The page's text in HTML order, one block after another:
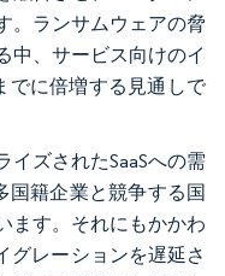
。ランサムウェアの脅
中、サービス向けのイ
でに倍増する見通しで
ズされたSaaSへの需
国籍企業と競争する国
ます。それにもかかわ
グレーションを遅延さ